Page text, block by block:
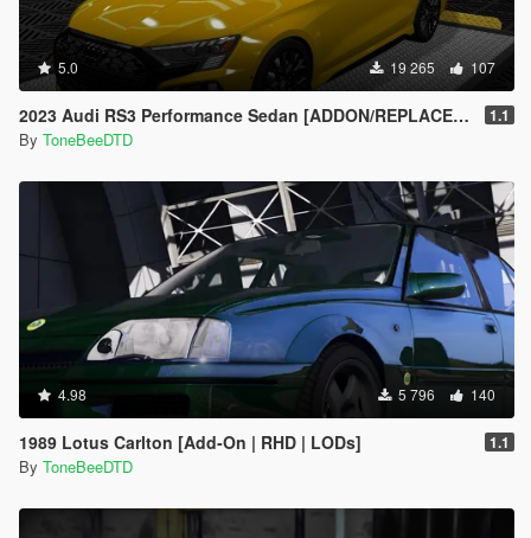
5.0 19 265 107
2023 Audi RS3 Performance Sedan [ADDON/REPLACE/UNLOCKED] 1.1
By ToneBeeDTD
4.98 5 796 140
1989 Lotus Carlton [Add-On | RHD | LODs] 1.1
By ToneBeeDTD